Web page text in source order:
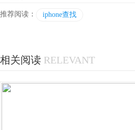
推荐阅读： iphone查找
相关阅读 RELEVANT